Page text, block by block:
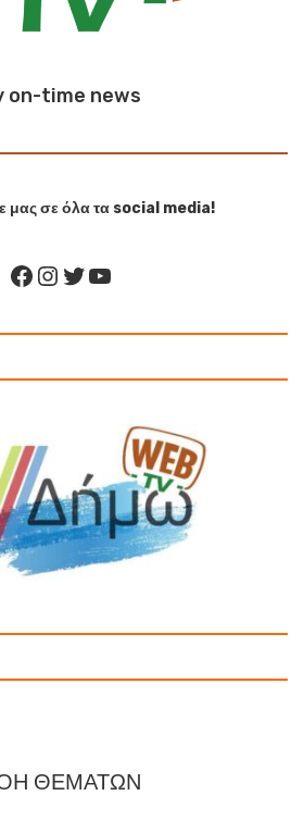
on-time news
μας σε όλα τα social media!
ΘΕΜΑΤΩΝ